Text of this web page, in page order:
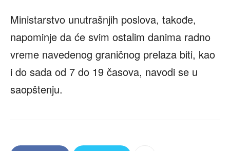
Ministarstvo unutrašnjih poslova, takođe,
napominje da će svim ostalim danima radno
vreme navedenog graničnog prelaza biti, kao
i do sada od 7 do 19 časova, navodi se u
saopštenju.